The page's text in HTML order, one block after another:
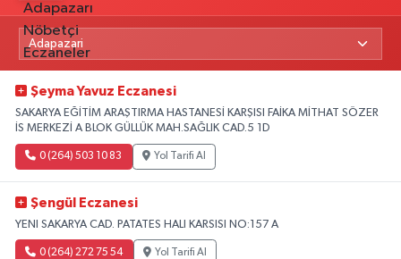
Şeyma Yavuz Eczanesi
SAKARYA EĞİTİM ARAŞTIRMA HASTANESİ KARŞISI FAİKA MİTHAT SÖZER
İS MERKEZİ A BLOK GÜLLÜK MAH.SAĞLIK CAD.5 1D
0 (264) 503 10 83 Yol Tarifi Al
Şengül Eczanesi
YENI SAKARYA CAD. PATATES HALI KARSISI NO:157 A
0 (264) 272 75 54 Yol Tarifi Al